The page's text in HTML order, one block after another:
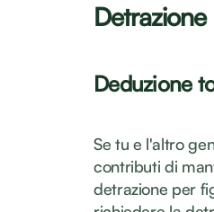
Deduzione
Se tu e l'altro
contributi di
detrazione per